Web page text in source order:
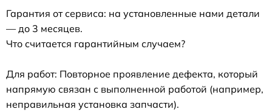
Гарантия от сервиса: на установленные нами детали
— до 3 месяцев.
Что считается гарантийным случаем?
Для работ: Повторное проявление дефекта, который
напрямую связан с выполненной работой (например,
неправильная установка запчасти).